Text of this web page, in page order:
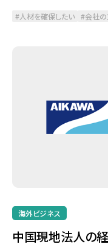
人材を確保したい 会社
海外ビジネス
中国現地法人の